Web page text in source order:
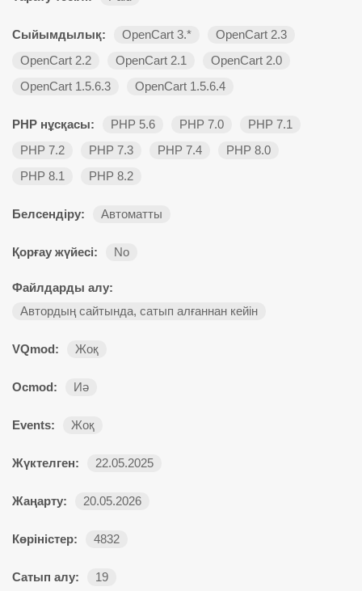
Сыйымдылық: OpenCart 3.*
OpenCart 2.3
OpenCart 2.2
OpenCart 2.1
OpenCart 2.0
OpenCart 1.5.6.3
OpenCart 1.5.6.4
PHP нұсқасы: PHP 5.6 PHP 7.0
PHP 7.1
PHP 7.2
PHP 7.3 PHP 7.4
PHP 8.0
PHP 8.1
PHP 8.2
Белсендіру: Автоматты
Қорғау жүйесі: No
Файлдарды алу:
Автордың сайтында, сатып алғаннан кейін
VQmod: Жоқ
Ocmod: Иә
Events: Жоқ
Жүктелген: 22.05.2025
Жаңарту: 20.05.2026
Көріністер: 4832
Сатып алу: 19